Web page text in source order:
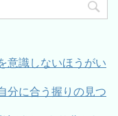
意識しないほうがい
分に合う握りの見つ